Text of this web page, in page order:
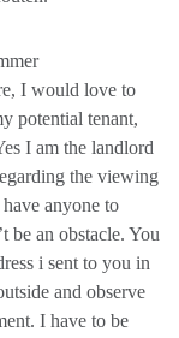
I would love to
potential tenant,
I am the landlord
the viewing
anyone to
be an obstacle. You
i sent to you in
and observe
I have to be